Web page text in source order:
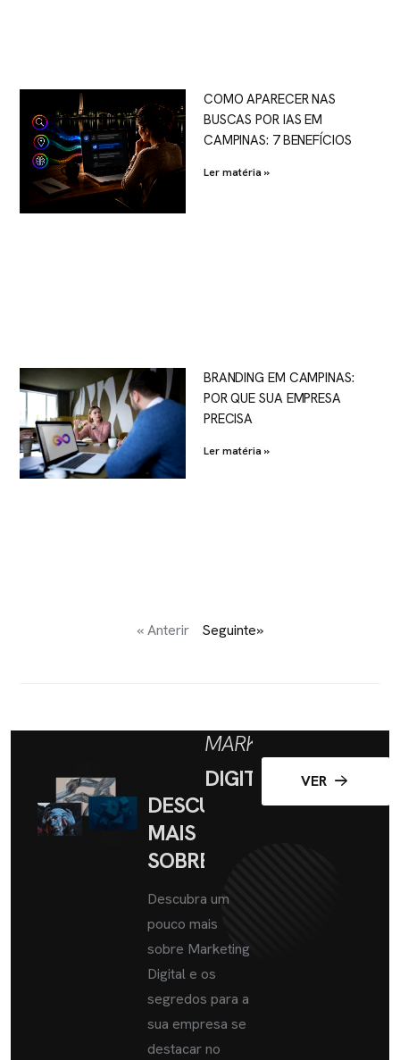
COMO APARECER NAS
BUSCAS POR IAS EM
CAMPINAS: 7 BENEFÍCIOS
Ler matéria »
BRANDING EM CAMPINAS:
POR QUE SUA EMPRESA
PRECISA
Ler matéria »
« Anterir Seguinte»
DESCUBRA
MAIS
SOBRE
MARKETING
DIGITAL
Descubra um
pouco mais
sobre Marketing
Digital e os
segredos para a
sua empresa se
destacar no
VER